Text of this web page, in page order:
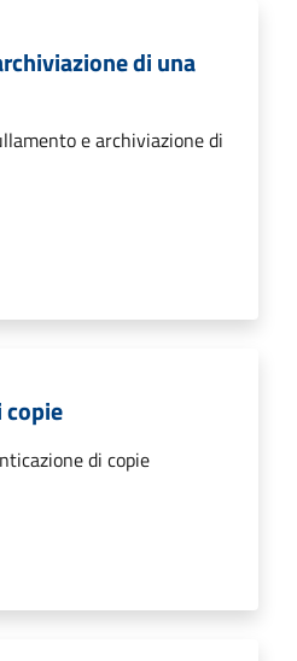
di una
e archiviazione di
di copie